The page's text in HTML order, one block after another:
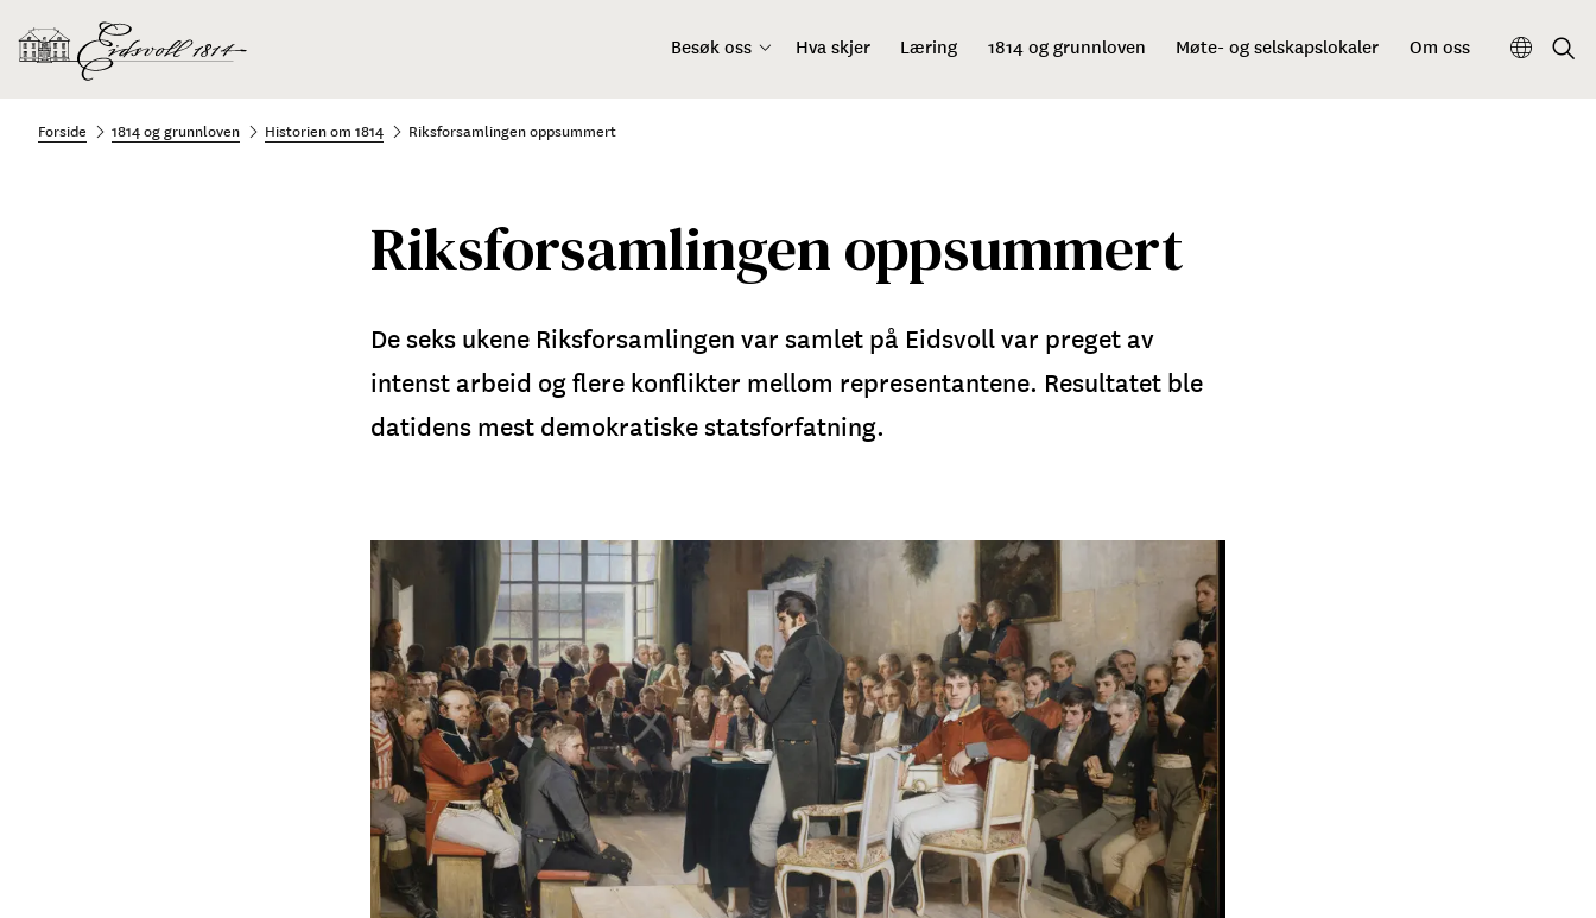
Besøk oss Hva skjer Læring 1814 og grunnloven Møte- og selskapslokaler Om oss
Forside 1814 og grunnloven Historien om 1814 Riksforsamlingen oppsummert
Riksforsamlingen oppsummert
De seks ukene Riksforsamlingen var samlet på Eidsvoll var preget av
intenst arbeid og flere konflikter mellom representantene. Resultatet ble
datidens mest demokratiske statsforfatning.